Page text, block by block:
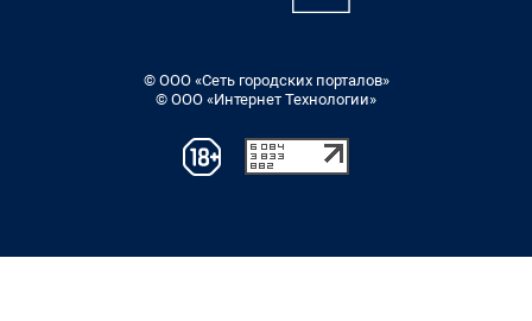
© ООО «Сеть городских порталов»
© ООО «Интернет Технологии»